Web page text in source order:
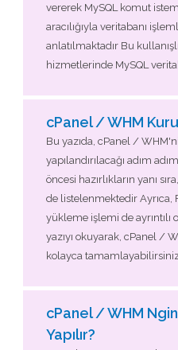
vererek MySQL komut
aracılığıyla veritabanı
anlatılmaktadır Bu
hizmetlerinde MySQL
cPanel / WHM
Bu yazıda, cPanel /
yapılandırılacağı adım
öncesi hazırlıkların yanı
de listelenmektedir Ayrıca,
yükleme işlemi de ayrıntılı
yazıyı okuyarak, cPanel /
kolayca
cPanel / WHM
Yapılır?